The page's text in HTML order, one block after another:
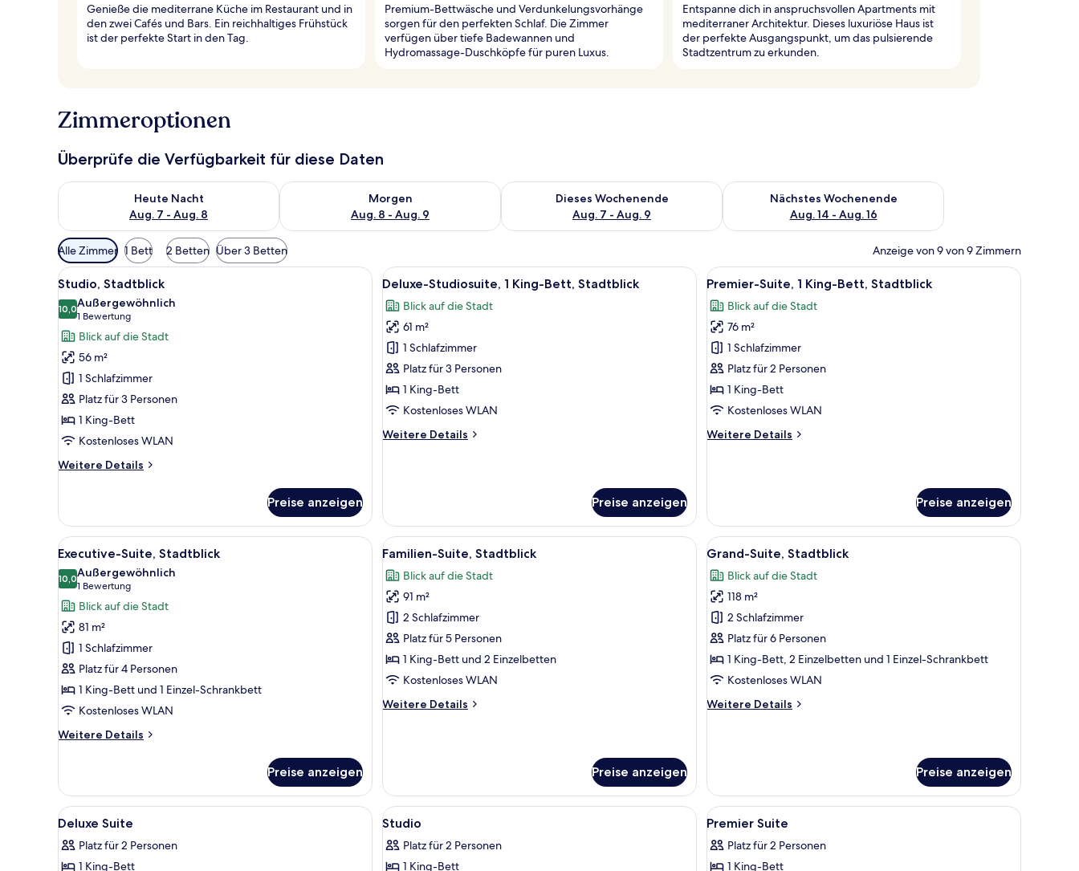
Genieße die mediterrane Küche im Restaurant und in
den zwei Cafés und Bars. Ein reichhaltiges Frühstück
ist der perfekte Start in den Tag.
Premium-Bettwäsche und Verdunkelungsvorhänge
sorgen für den perfekten Schlaf. Die Zimmer
verfügen über tiefe Badewannen und
Hydromassage-Duschköpfe für puren Luxus.
Entspanne dich in anspruchsvollen Apartments mit
mediterraner Architektur. Dieses luxuriöse Haus ist
der perfekte Ausgangspunkt, um das pulsierende
Stadtzentrum zu erkunden.
Zimmeroptionen
Überprüfe die Verfügbarkeit für diese Daten
Heute Nacht
Aug. 7 - Aug. 8
Überprüfe die Verfügbarkeit für heute Nacht, Aug. 7 - Aug. 8.
Morgen
Aug. 8 - Aug. 9
Überprüfe die Verfügbarkeit für morgen, Aug. 8 - Aug. 9.
Dieses Wochenende
Aug. 7 - Aug. 9
Überprüfe die Verfügbarkeit für dieses Wochenende, Aug. 7 - Aug. 9.
Nächstes Wochenende
Aug. 14 - Aug. 16
Überprüfe die Verfügbarkeit für nächstes Wochenende, Aug.
Verfügbare
Filter
für
Zimmer
Alle Zimmer 1 Bett 2 Betten Über 3 Betten Anzeige von 9 von 9 Zimmern
Alle
Fotos
für
Studio,
Stadtblick
anzeigen
Ein modernes Hotelzimmer mit einem großen Bett, einem Schreibtisch und einem Stuhl.
6
Studio, Stadtblick
10,010,0 von 10
Außergewöhnlich
1 Bewertung
(1
Bewertung)
Blick auf die Stadt
56 m²
1 Schlafzimmer
Platz für 3 Personen
1 King-Bett
Kostenloses WLAN
Weitere Details
Weitere
Stadtblick
Preise anzeigen
Alle
Fotos
für
Deluxe-
Studiosuite,
1 King-
Bett,
Stadtblick
Ein modernes Hotelzimmer mit einer Couch, Hocker, Fernseher und großen Fenstern mit Blick auf die Stadt.
7
Deluxe-Studiosuite, 1 King-Bett, Stadtblick
Blick auf die Stadt
61 m²
1 Schlafzimmer
Platz für 3 Personen
1 King-Bett
Kostenloses WLAN
Weitere Details
Weitere
Bett,
Stadtblick
Preise anzeigen
Alle
Fotos
für
Premier-
Suite,
1 King-
Bett,
Stadtblick
Ein modernes Schlafzimmer mit einem
6
Premier-Suite, 1 King-Bett, Stadtblick
Blick auf die Stadt
76 m²
1 Schlafzimmer
Platz für 2 Personen
1 King-Bett
Kostenloses WLAN
Weitere Details
Weitere
Bett,
Stadtblick
Preise anzeigen
Alle
Fotos
für
Executive-
Suite,
Stadtblick
anzeigen
Ein modernes Hotelzimmer mit einem großen Bett, einem Schreibtisch und einem Fernseher.
9
Executive-Suite, Stadtblick
10,010,0 von 10
Außergewöhnlich
1 Bewertung
(1
Bewertung)
Blick auf die Stadt
81 m²
1 Schlafzimmer
Platz für 4 Personen
1 King-Bett und 1 Einzel-Schrankbett
Kostenloses WLAN
Weitere Details
Weitere
Suite,
Stadtblick
Preise anzeigen
Alle
Fotos
für
Familien-
Suite,
Stadtblick
anzeigen
Ein modernes Hotelzimmer mit einem großen Bett, einer Couch, einem Fernseher und einem Essbereich.
9
Familien-Suite, Stadtblick
Blick auf die Stadt
91 m²
2 Schlafzimmer
Platz für 5 Personen
1 King-Bett und 2 Einzelbetten
Kostenloses WLAN
Weitere Details
Weitere
Preise anzeigen
Alle
Fotos
für
Grand-
Suite,
Stadtblick
anzeigen
Ein modernes Hotelzimmer mit einem
14
Grand-Suite, Stadtblick
Blick auf die Stadt
118 m²
2 Schlafzimmer
Platz für 6 Personen
1 King-Bett, 2 Einzelbetten und 1 Einzel-Schrankbett
Kostenloses WLAN
Weitere Details
Weitere
Preise anzeigen
Alle
Fotos
für
Hochwertige Bettwaren, Zimmersafe, Schreibtisch, Verdunkelungsvorhänge
6
Deluxe Suite
Platz für 2 Personen
1 King-Bett
Alle
Fotos
für
Hochwertige Bettwaren, Zimmersafe, Schreibtisch, Verdunkelungsvorhänge
5
Studio
Platz für 2 Personen
1 King-Bett
Alle
Fotos
für
Hochwertige Bettwaren, Zimmersafe,
7
Premier Suite
Platz für 2 Personen
1 King-Bett